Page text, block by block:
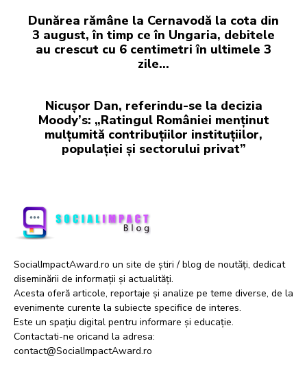
Dunărea rămâne la Cernavodă la cota din
3 august, în timp ce în Ungaria, debitele
au crescut cu 6 centimetri în ultimele 3
zile...
Nicușor Dan, referindu-se la decizia
Moody’s: „Ratingul României menținut
mulțumită contribuțiilor instituțiilor,
populației și sectorului privat”
SocialImpactAward.ro un site de știri / blog de noutăți, dedicat
diseminării de informații și actualități.
Acesta oferă articole, reportaje și analize pe teme diverse, de la
evenimente curente la subiecte specifice de interes.
Este un spațiu digital pentru informare și educație.
Contactati-ne oricand la adresa:
contact@SocialImpactAward.ro